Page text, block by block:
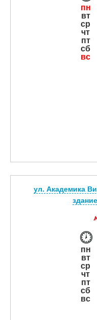
пн
вт
ср
чт
пт
сб
вс
ул. Академика
пн
вт
ср
чт
пт
сб
вс